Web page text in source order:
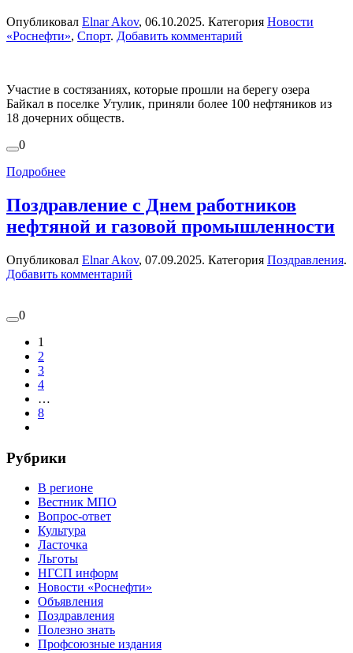
Опубликовал Elnar Akov, 06.10.2025. Категория Новости
«Роснефти», Спорт. Добавить комментарий
Участие в состязаниях, которые прошли на берегу озера
Байкал в поселке Утулик, приняли более 100 нефтяников из
18 дочерних обществ.
0
Подробнее
Поздравление с Днем работников
нефтяной и газовой промышленности
Опубликовал Elnar Akov, 07.09.2025. Категория Поздравления.
Добавить комментарий
0
1
2
3
4
…
8
Рубрики
В регионе
Вестник МПО
Вопрос-ответ
Культура
Ласточка
Льготы
НГСП информ
Новости «Роснефти»
Объявления
Поздравления
Полезно знать
Профсоюзные издания